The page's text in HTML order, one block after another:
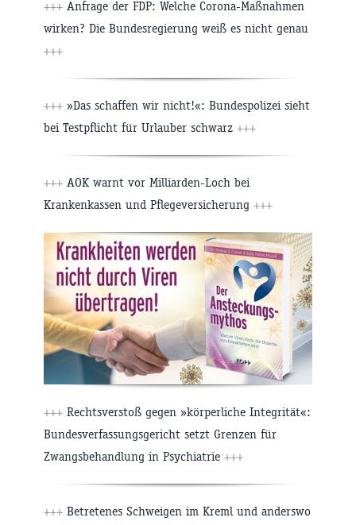
+++ Anfrage der FDP: Welche Corona-Maßnahmen
wirken? Die Bundesregierung weiß es nicht genau
+++
+++ »Das schaffen wir nicht!«: Bundespolizei sieht
bei Testpflicht für Urlauber schwarz +++
+++ AOK warnt vor Milliarden-Loch bei
Krankenkassen und Pflegeversicherung +++
+++ Rechtsverstoß gegen »körperliche Integrität«:
Bundesverfassungsgericht setzt Grenzen für
Zwangsbehandlung in Psychiatrie +++
+++ Betretenes Schweigen im Kreml und anderswo